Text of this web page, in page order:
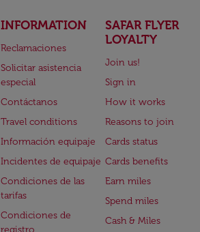
INFORMATION
Reclamaciones
Solicitar asistencia
especial
Contáctanos
Travel conditions
Información equipaje
Incidentes de equipaje
Condiciones de las
tarifas
Condiciones de
registro
SAFAR FLYER
LOYALTY
Join us!
Sign in
How it works
Reasons to join
Cards status
Cards benefits
Earn miles
Spend miles
Cash & Miles